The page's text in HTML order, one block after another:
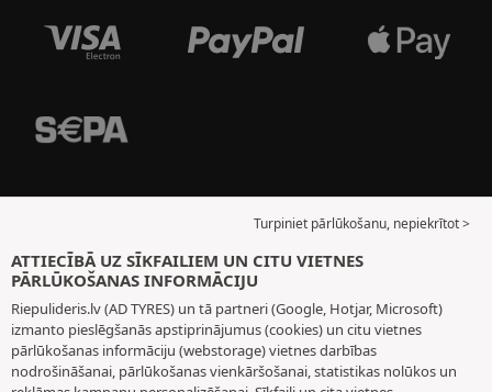
Turpiniet pārlūkošanu, nepiekrītot >
ATTIECĪBĀ UZ SĪKFAILIEM UN CITU VIETNES
PĀRLŪKOŠANAS INFORMĀCIJU
Riepulideris.lv (AD TYRES) un tā partneri (Google, Hotjar, Microsoft)
izmanto pieslēgšanās apstiprinājumus (cookies) un citu vietnes
pārlūkošanas informāciju (webstorage) vietnes darbības
nodrošināšanai, pārlūkošanas vienkāršošanai, statistikas nolūkos un